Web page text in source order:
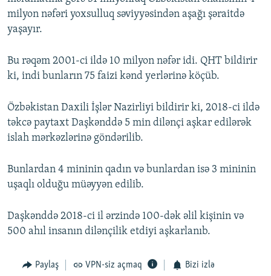
milyon nəfəri yoxsulluq səviyyəsindən aşağı şəraitdə
yaşayır.
Bu rəqəm 2001-ci ildə 10 milyon nəfər idi. QHT bildirir
ki, indi bunların 75 faizi kənd yerlərinə köçüb.
Özbəkistan Daxili İşlər Nazirliyi bildirir ki, 2018-ci ildə
təkcə paytaxt Daşkənddə 5 min dilənçi aşkar edilərək
islah mərkəzlərinə göndərilib.
Bunlardan 4 mininin qadın və bunlardan isə 3 mininin
uşaqlı olduğu müəyyən edilib.
Daşkənddə 2018-ci il ərzində 100-dək əlil kişinin və
500 ahıl insanın dilənçilik etdiyi aşkarlanıb.
Paylaş VPN-siz açmaq Bizi izlə